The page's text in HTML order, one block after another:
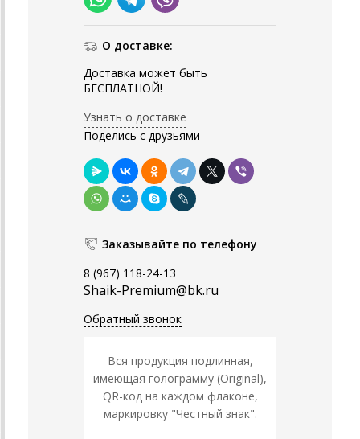
О доставке:
Доставка может быть
БЕСПЛАТНОЙ!
Узнать о доставке
Поделись с друзьями
Заказывайте по телефону
8 (967) 118-24-13
Shaik-Premium@bk.ru
Обратный звонок
Вся продукция подлинная,
имеющая голограмму (Original),
QR-код на каждом флаконе,
маркировку "Честный знак".